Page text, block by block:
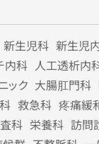
新生児科 新生児
内科 人工透析内
ック 大腸肛門科
救急科 疼痛緩
科 栄養科 訪問